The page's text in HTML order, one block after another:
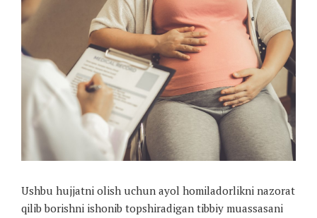
Ushbu hujjatni olish uchun ayol homiladorlikni nazorat
qilib borishni ishonib topshiradigan tibbiy muassasani